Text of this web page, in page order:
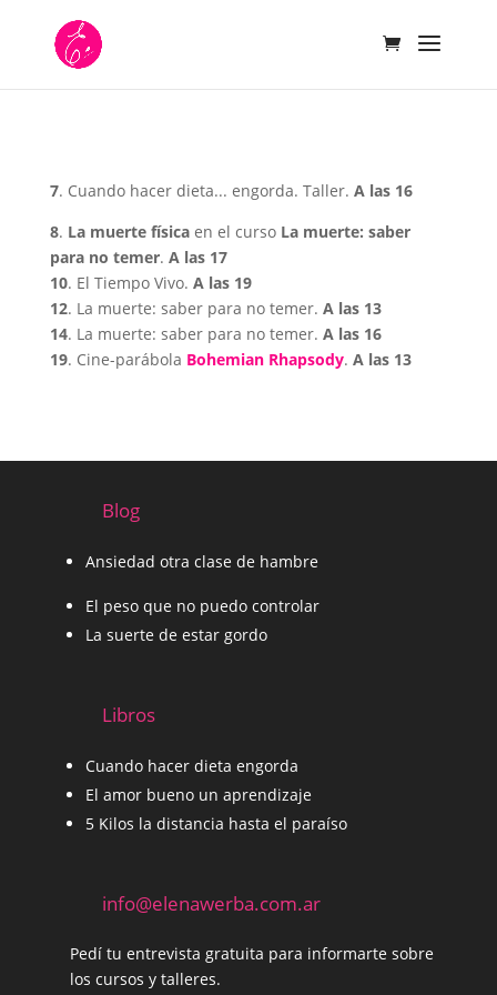
7. Cuando hacer dieta... engorda. Taller. A las 16
8. La muerte físicaen el curso La muerte: saber
para no temer. A las 17
10. El Tiempo Vivo. A las 19
12. La muerte: saber para no temer. A las 13
14. La muerte: saber para no temer. A las 16
19. Cine-parábola Bohemian Rhapsody. A las 13
Blog
Ansiedad otra clase de hambre
El peso que no puedo controlar
La suerte de estar gordo
Libros
Cuando hacer dieta engorda
El amor bueno un aprendizaje
5 Kilos la distancia hasta el paraíso
info@elenawerba.com.ar
Pedí tu entrevista gratuita para informarte sobre
los cursos y talleres.